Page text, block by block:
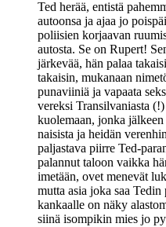
Ted herää, entistä
autoonsa ja ajaa jo
poliisien korjaavan
autosta. Se on Rupert!
järkevää, hän palaa
takaisin, mukanaan
punaviiniä ja vapaata
vereksi Transilvaniasta
kuolemaan, jonka jälkeen
naisista ja heidän
paljastava piirre
palannut taloon vaikka
imetään, ovet menevät
mutta asia joka saa
kankaalle on näky
siinä isompikin mies jo